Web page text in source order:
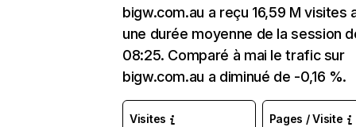
bigw.com.au a reçu 16,59 M visites
une durée moyenne de la session
08:25. Comparé à mai le trafic sur
bigw.com.au a diminué de -0,16 %.
Visites Pages / Visite